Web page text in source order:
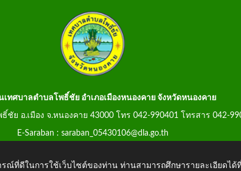
เทศบาลตำบลโพธิ์ชัย อำเภอเมืองหนองคาย จังหวัดหนองคาย
ชัย อ.เมือง จ.หนองคาย 43000 โทร 042-990401 โทรสาร 042-
E-Saraban : saraban_05430106@dla.go.th
ณ์ที่ดีในการใช้เว็บไซต์ของท่าน ท่านสามารถศึกษารายละเอียดได้